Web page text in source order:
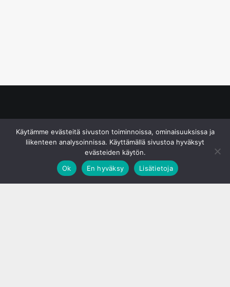
Käytämme evästeitä sivuston toiminnoissa, ominaisuuksissa ja
liikenteen analysoinnissa. Käyttämällä sivustoa hyväksyt
evästeiden käytön.
Ok
En hyväksy Lisätietoja